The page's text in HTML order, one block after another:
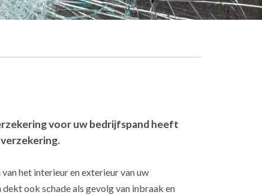
voor uw bedrijfspand heeft
het interieur en exterieur van uw
ook schade als gevolg van inbraak en